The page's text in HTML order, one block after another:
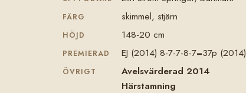
FÄRG skimmel, stjärn
HÖJD 148-20 cm
PREMIERAD EJ (2014) 8-7-7-8-7=37p (2014)
ÖVRIGT
Avelsvärderad 2014
Härstamning